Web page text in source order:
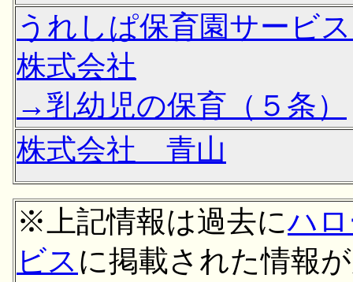
うれしぱ保育園サー
株式会社
→乳幼児の保育（５条）
株式会社 青山
※上記情報は過去にハ
ビス に掲載された情報